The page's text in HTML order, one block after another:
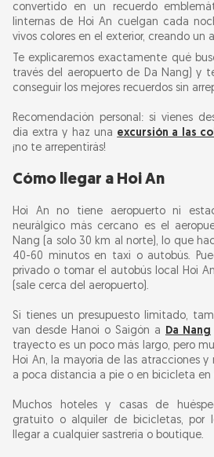
Preguntas frecuentes
convertido en un recuerdo
linternas de Hoi An cuelgan cada
vivos colores en el exterior, creando un
Te explicaremos exactamente qué
través del aeropuerto de Da Nang) y
conseguir los mejores recuerdos sin
Recomendación personal: si vienes
día extra y haz una excursión a las
¡no te arrepentirás!
Cómo llegar a Hoi An
Hoi An no tiene aeropuerto ni
neurálgico más cercano es el
Nang (a solo 30 km al norte), lo que
40-60 minutos en taxi o autobús.
privado o tomar el autobús local Hoi
(sale cerca del aeropuerto).
Si tienes un presupuesto limitado,
van desde Hanoi o Saigón a Da Nang
trayecto es un poco más largo, pero
Hoi An, la mayoría de las atracciones
a poca distancia a pie o en bicicleta
Muchos hoteles y casas de
gratuito o alquiler de bicicletas, por
llegar a cualquier sastrería o boutique.